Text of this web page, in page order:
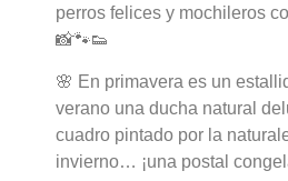
perros felices y mochileros
📸🐾👟
🌸 En primavera es un
verano una ducha natural
cuadro pintado por la
invierno… ¡una postal